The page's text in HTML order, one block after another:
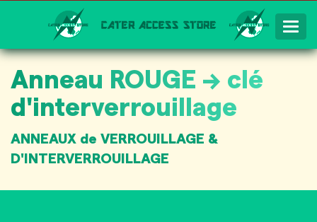
Anneau ROUGE → clé
d'interverrouillage
ANNEAUX de VERROUILLAGE &
D'INTERVERROUILLAGE